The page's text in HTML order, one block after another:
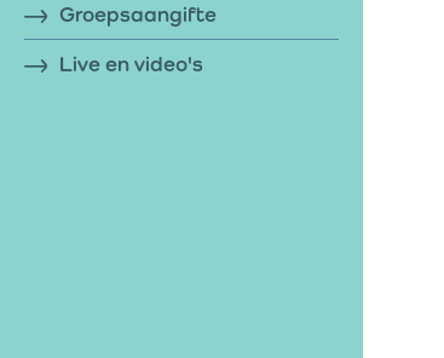
Groepsaangifte
Live en video's